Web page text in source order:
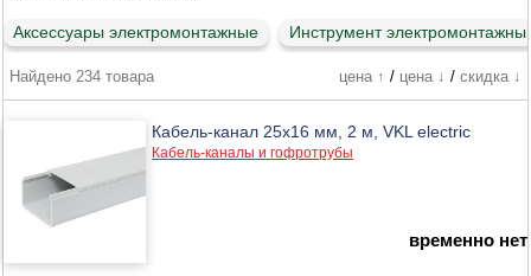
Аксессуары электромонтажные Инструмент
Найдено 234 товара цена ↑ / цена ↓ / скидка ↓
Кабель-канал 25х16 мм, 2 м, VKL electric
Кабель-каналы и гофротрубы
временно нет